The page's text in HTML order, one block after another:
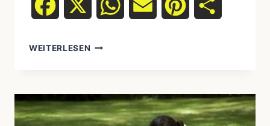
Facebook WhatsAppEmail Pinterest
WEITERLESEN POCAHONTAS
EINER
LEGENDÄREN
UREINWOHNERPRINZESSIN